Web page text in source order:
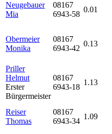
Neugebauer
Mia
08167
6943-58
0.01
Obermeier
Monika
08167
6943-42
0.13
Priller
Helmut
Erster
Bürgermeister
08167
6943-18
1.13
Reiser
Thomas
08167
6943-34
1.09